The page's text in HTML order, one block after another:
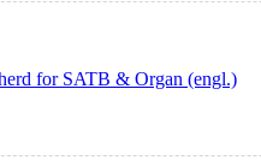
for SATB & Organ (engl.)